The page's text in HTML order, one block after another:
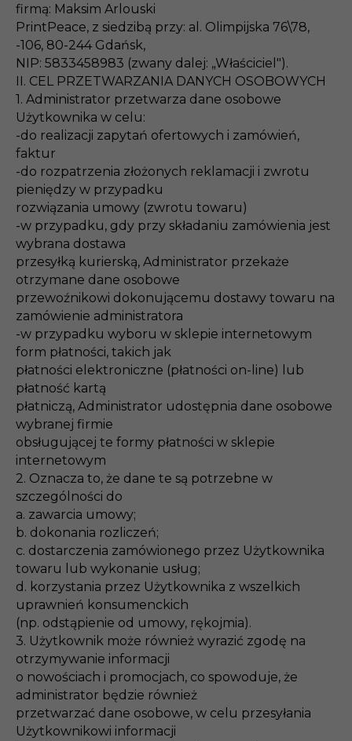
firmą: Maksim Arlouski
PrintPeace, z siedzibą przy: al. Olimpijska 76\78,
-106, 80-244 Gdańsk,
NIP: 5833458983 (zwany dalej: „Właściciel").
II. CEL PRZETWARZANIA DANYCH OSOBOWYCH
1. Administrator przetwarza dane osobowe
Użytkownika w celu:
-do realizacji zapytań ofertowych i zamówień,
faktur
-do rozpatrzenia złożonych reklamacji i zwrotu
pieniędzy w przypadku
rozwiązania umowy (zwrotu towaru)
-w przypadku, gdy przy składaniu zamówienia jest
wybrana dostawa
przesyłką kurierską, Administrator przekaże
otrzymane dane osobowe
przewoźnikowi dokonującemu dostawy towaru na
zamówienie administratora
-w przypadku wyboru w sklepie internetowym
form płatności, takich jak
płatności elektroniczne (płatności on-line) lub
płatność kartą
płatniczą, Administrator udostępnia dane osobowe
wybranej firmie
obsługującej te formy płatności w sklepie
internetowym
2. Oznacza to, że dane te są potrzebne w
szczególności do
a. zawarcia umowy;
b. dokonania rozliczeń;
c. dostarczenia zamówionego przez Użytkownika
towaru lub wykonanie usług;
d. korzystania przez Użytkownika z wszelkich
uprawnień konsumenckich
(np. odstąpienie od umowy, rękojmia).
3. Użytkownik może również wyrazić zgodę na
otrzymywanie informacji
o nowościach i promocjach, co spowoduje, że
administrator będzie również
przetwarzać dane osobowe, w celu przesyłania
Użytkownikowi informacji